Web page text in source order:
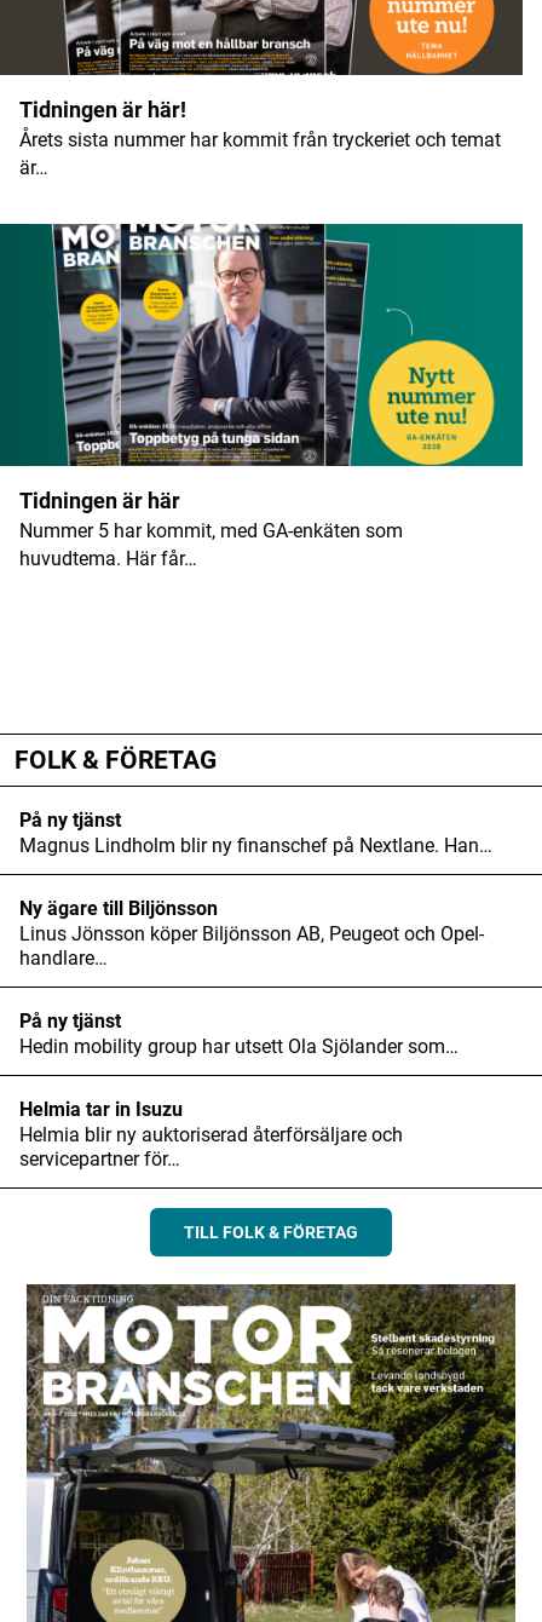
Namn*
E-postadress
Tidningen är här!
Årets sista nummer har kommit från tryckeriet och temat
är…
Tidningen är här
Nummer 5 har kommit, med GA-enkäten som
huvudtema. Här får…
FOLK & FÖRETAG
På ny tjänst
Magnus Lindholm blir ny finanschef på Nextlane. Han…
Ny ägare till Biljönsson
Linus Jönsson köper Biljönsson AB, Peugeot och Opel-
handlare…
På ny tjänst
Hedin mobility group har utsett Ola Sjölander som…
Helmia tar in Isuzu
Helmia blir ny auktoriserad återförsäljare och
servicepartner för…
TILL FOLK & FÖRETAG